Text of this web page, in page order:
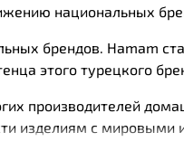
национальных
брендов. Нamam
этого турецкого
производителей
изделиям с мировыми